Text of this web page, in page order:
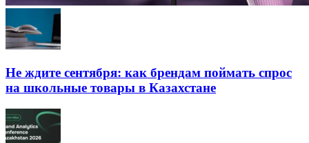
Не ждите сентября: как брендам поймать спрос
на школьные товары в Казахстане